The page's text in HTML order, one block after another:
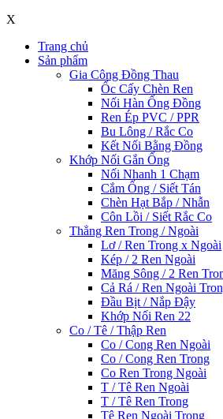
X
Trang chủ
Sản phẩm
Gia Công Đồng Thau
Ốc Cấy Chèn Ren
Nối Hàn Ống Đồng
Ren Ép PVC / PPR
Bu Lông / Rắc Co
Kết Nối Bằng Đồng
Khớp Nối Gắn Ống
Nối Nhanh 1 Chạm
Cắm Ống / Siết Tán
Chèn Hạt Bắp / Nhẫn
Côn Lồi / Siết Rắc Co
Thẳng Ren Trong / Ngoài
Lơ / Ren Trong x Ngoài
Kép / 2 Ren Ngoài
Măng Sông / 2 Ren
Cả Rá / Ren Ngoài
Đầu Bịt / Nắp Đậy
Khớp Nối Ren 22
Co / Tê / Thập Ren
Co / Cong Ren Ngoài
Co / Cong Ren Trong
Co Ren Trong Ngoài
T / Tê Ren Ngoài
T / Tê Ren Trong
Tê Ren Ngoài Trong